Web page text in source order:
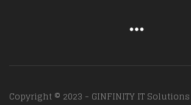
Copyright © 2023 - GINFINITY IT Solutions